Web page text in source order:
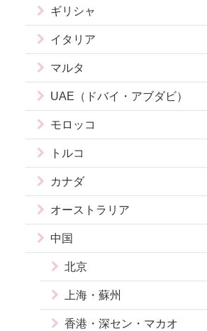
ギリシャ
イタリア
マルタ
UAE（ドバイ・アブダビ）
モロッコ
トルコ
カナダ
オーストラリア
中国
北京
上海・蘇州
香港・深セン・マカオ